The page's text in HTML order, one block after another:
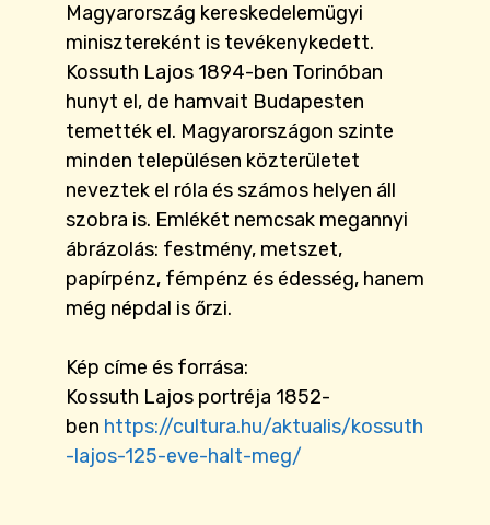
Magyarország kereskedelemügyi
minisztereként is tevékenykedett.
Kossuth Lajos 1894-ben Torinóban
hunyt el, de hamvait Budapesten
temették el. Magyarországon szinte
minden településen közterületet
neveztek el róla és számos helyen áll
szobra is. Emlékét nemcsak megannyi
ábrázolás: festmény, metszet,
papírpénz, fémpénz és édesség, hanem
még népdal is őrzi.
Kép címe és forrása:
Kossuth Lajos portréja 1852-
ben https://cultura.hu/aktualis/kossuth
-lajos-125-eve-halt-meg/